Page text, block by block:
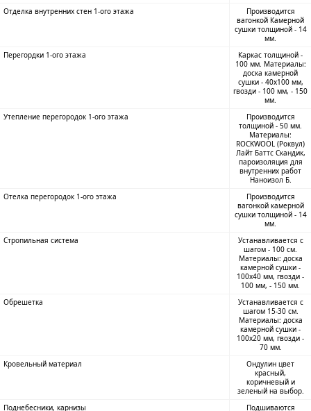
Отделка внутренних стен 1-ого этажа
Производится
вагонкой Камерной
сушки толщиной - 14
мм.
Перегордки 1-ого этажа
Каркас толщиной -
100 мм. Материалы:
доска камерной
сушки - 40х100 мм,
гвозди - 100 мм, - 150
мм.
Утепление перегородок 1-ого этажа
Производится
толщиной - 50 мм.
Материалы:
ROCKWOOL (Роквул)
Лайт Баттс Скандик,
пароизоляция для
внутренних работ
Наноизол Б.
Отелка перегородок 1-ого этажа
Производится
вагонкой камерной
сушки толщиной - 14
мм.
Стропильная система
Устанавливается с
шагом - 100 см.
Материалы: доска
камерной сушки -
100х40 мм, гвозди -
100 мм, - 150 мм.
Обрешетка
Устанавливается с
шагом 15-30 см.
Материалы: доска
камерной сушки -
100х20 мм, гвозди -
70 мм.
Кровельный материал
Ондулин цвет
красный,
коричневый и
зеленый на выбор.
Поднебесники, карнизы
Подшиваются